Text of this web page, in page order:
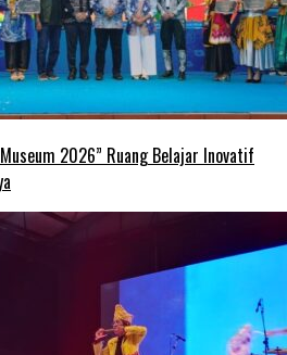
2026” Ruang Belajar Inovatif